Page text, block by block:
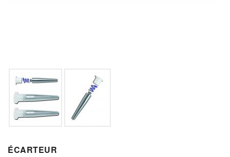
ÉCARTEUR